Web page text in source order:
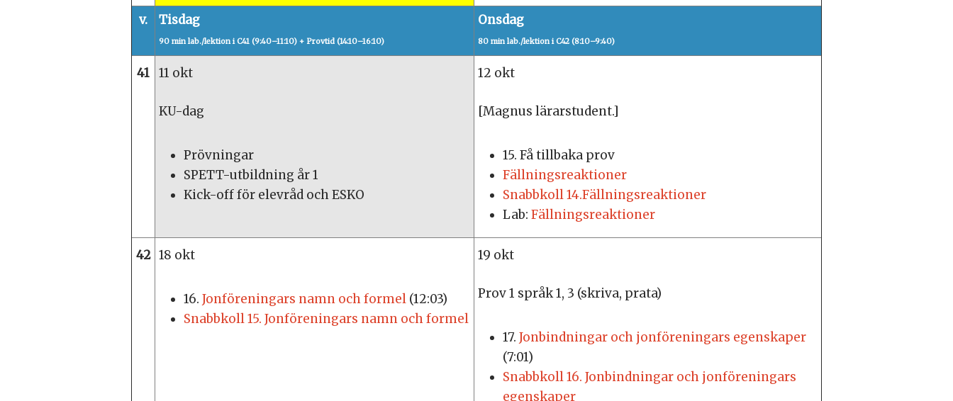
v. Tisdag
90 min lab./lektion i C41 (9:40–11:10) + Provtid (14:10–16:10)
Onsdag
80 min lab./lektion i C42 (8:10–9:40)
41 11 okt
KU-dag
Prövningar
SPETT-utbildning år 1
Kick-off för elevråd och ESKO
12 okt
[Magnus lärarstudent.]
15. Få tillbaka prov
Fällningsreaktioner
Snabbkoll 14.Fällningsreaktioner
Lab: Fällningsreaktioner
42 18 okt
16. Jonföreningars namn och formel (12:03)
Snabbkoll 15. Jonföreningars namn och formel
19 okt
Prov 1 språk 1, 3 (skriva, prata)
17. Jonbindningar och jonföreningars egenskaper
(7:01)
Snabbkoll 16. Jonbindningar och jonföreningars
egenskaper